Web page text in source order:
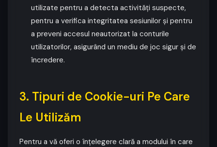
utilizate pentru a detecta activități suspecte,
pentru a verifica integritatea sesiunilor și pentru
a preveni accesul neautorizat la conturile
utilizatorilor, asigurând un mediu de joc sigur și de
încredere.
3. Tipuri de Cookie-uri Pe Care
Le Utilizăm
Pentru a vă oferi o înțelegere clară a modului în care